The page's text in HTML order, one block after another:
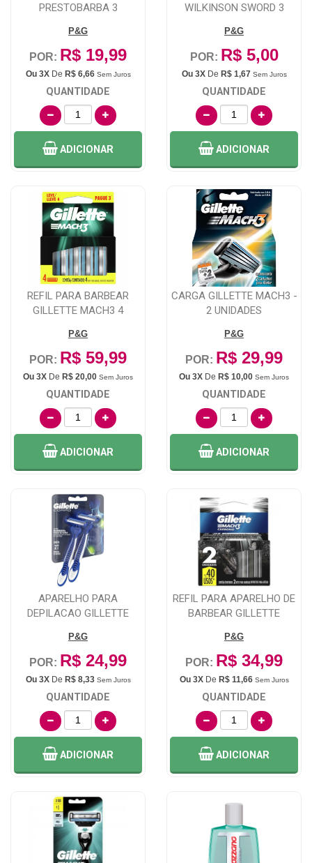
PRESTOBARBA 3
UNIDA...
P&G
POR: R$ 19,99
Ou 3XDe R$ 6,66 Sem Juros
QUANTIDADE
ADICIONAR
WILKINSON SWORD 3
P&G
POR: R$ 5,00
Ou 3XDe R$ 1,67 Sem Juros
QUANTIDADE
ADICIONAR
REFIL PARA BARBEAR
GILLETTE MACH3 4
P&G
POR: R$ 59,99
Ou 3X De R$ 20,00 Sem Juros
QUANTIDADE
ADICIONAR
CARGA GILLETTE MACH3 -
2 UNIDADES
P&G
POR: R$ 29,99
Ou 3X De R$ 10,00 Sem Juros
QUANTIDADE
ADICIONAR
APARELHO PARA
DEPILACAO GILLETTE
UN...
P&G
POR: R$ 24,99
Ou 3XDe R$ 8,33 Sem Juros
QUANTIDADE
ADICIONAR
REFIL PARA APARELHO DE
BARBEAR GILLETTE
P&G
POR: R$ 34,99
Ou 3XDe R$ 11,66 Sem Juros
QUANTIDADE
ADICIONAR